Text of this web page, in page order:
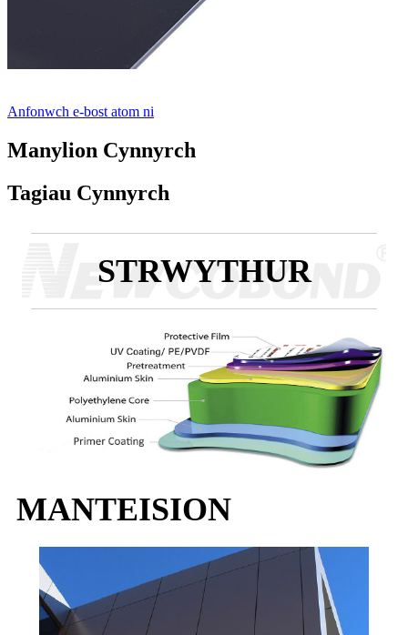
Anfonwch e-bost atom ni
Manylion Cynnyrch
Tagiau Cynnyrch
STRWYTHUR
MANTEISION